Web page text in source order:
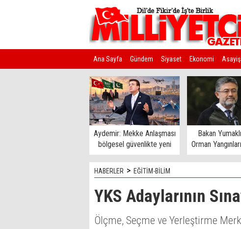
Ana Sayfa Gündem Siyaset Ekonomi Asayiş
Kim Kimdir?
Aydemir: Mekke Anlaşması
bölgesel güvenlikte yeni
bir sayfa açtı
Bakan
Orman
Kontrol
HABERLER > EĞİTİM-BİLİM
YKS Adaylarının
Ölçme, Seçme ve Yerleştirme